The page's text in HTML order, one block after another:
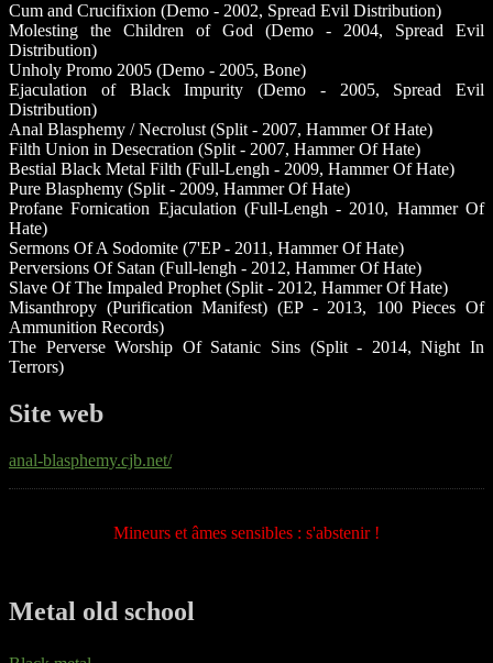
Cum and Crucifixion (Demo - 2002, Spread Evil Distribution)
Molesting the Children of God (Demo - 2004, Spread Evil
Distribution)
Unholy Promo 2005 (Demo - 2005, Bone)
Ejaculation of Black Impurity (Demo - 2005, Spread Evil
Distribution)
Anal Blasphemy / Necrolust (Split - 2007, Hammer Of Hate)
Filth Union in Desecration (Split - 2007, Hammer Of Hate)
Bestial Black Metal Filth (Full-Lengh - 2009, Hammer Of Hate)
Pure Blasphemy (Split - 2009, Hammer Of Hate)
Profane Fornication Ejaculation (Full-Lengh - 2010, Hammer Of
Hate)
Sermons Of A Sodomite (7'EP - 2011, Hammer Of Hate)
Perversions Of Satan (Full-lengh - 2012, Hammer Of Hate)
Slave Of The Impaled Prophet (Split - 2012, Hammer Of Hate)
Misanthropy (Purification Manifest) (EP - 2013, 100 Pieces Of
Ammunition Records)
The Perverse Worship Of Satanic Sins (Split - 2014, Night In
Terrors)
Site web
anal-blasphemy.cjb.net/
Mineurs et âmes sensibles : s'abstenir !
Metal old school